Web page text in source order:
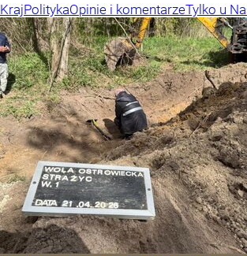
KrajPolitykaOpinie i komentarzeTylko u